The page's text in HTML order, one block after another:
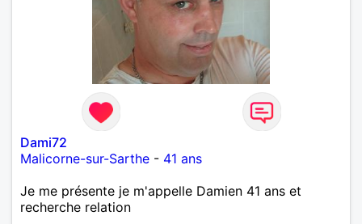
Dami72
Malicorne-sur-Sarthe - 41 ans
Je me présente je m'appelle Damien 41 ans et
recherche relation